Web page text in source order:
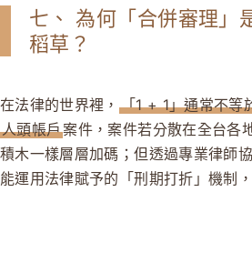
七、 為何「合併審理」
稻草？
在法律的世界裡， 「1 + 1」通常不等
人頭帳戶案件，案件若分散在全台各
積木一樣層層加碼；但透過專業律師
能運用法律賦予的「刑期打折」機制